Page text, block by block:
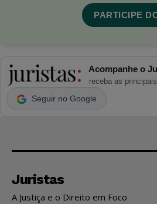
PARTICIPE
Acompanhe o
receba as
Seguir no Google
Juristas
A Justiça e o Direito em Foco